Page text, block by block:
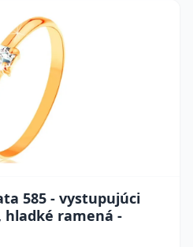
585 - vystupujúci
hladké ramená -